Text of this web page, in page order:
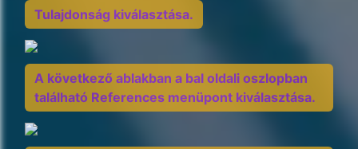
Tulajdonság kiválasztása.
A következő ablakban a bal oldali oszlopban
található References menüpont kiválasztása.